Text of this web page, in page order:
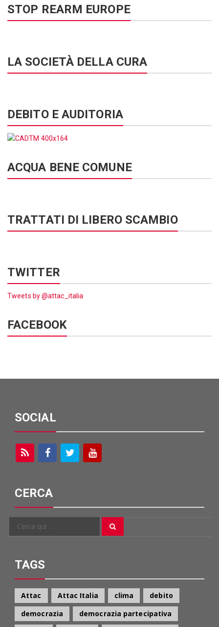
STOP REARM EUROPE
LA SOCIETÀ DELLA CURA
DEBITO E AUDITORIA
ACQUA BENE COMUNE
TRATTATI DI LIBERO SCAMBIO
TWITTER
Tweets by @attac_italia
FACEBOOK
SOCIAL
CERCA
Cerca
TAGS
Attac Attac Italia clima
debito
democrazia
democrazia partecipativa